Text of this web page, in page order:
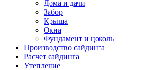
Дома и дачи
Забор
Крыша
Окна
Фундамент и цоколь
Производство сайдинга
Расчет сайдинга
Утепление